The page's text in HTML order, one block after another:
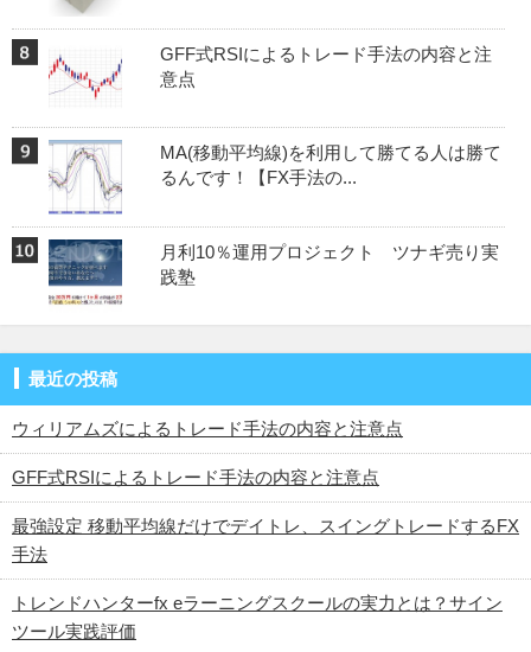
GFF式RSIによるトレード手法の内容と注
意点
MA(移動平均線)を利用して勝てる人は勝て
るんです！【FX手法の...
月利10％運用プロジェクト ツナギ売り実
践塾
最近の投稿
ウィリアムズによるトレード手法の内容と注意点
GFF式RSIによるトレード手法の内容と注意点
最強設定 移動平均線だけでデイトレ、スイングトレードするFX
手法
トレンドハンターfx eラーニングスクールの実力とは？サイン
ツール実践評価